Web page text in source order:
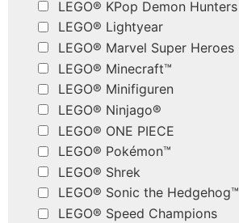
LEGO® KPop Demon Hunters
LEGO® Lightyear
LEGO® Marvel Super Heroes
LEGO® Minecraft™
LEGO® Minifiguren
LEGO® Ninjago®
LEGO® ONE PIECE
LEGO® Pokémon™
LEGO® Shrek
LEGO® Sonic the Hedgehog™
LEGO® Speed Champions